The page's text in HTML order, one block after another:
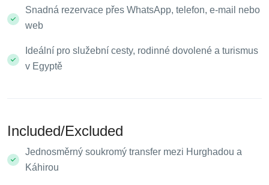
Snadná rezervace přes WhatsApp, telefon, e-mail nebo
web
Ideální pro služební cesty, rodinné dovolené a turismus
v Egyptě
Included/Excluded
Jednosměrný soukromý transfer mezi Hurghadou a
Káhirou